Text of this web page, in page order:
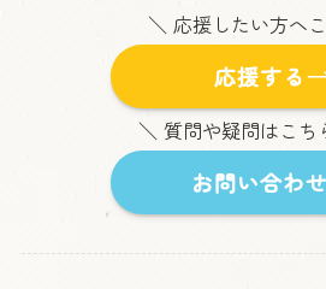
＼ 応援したい方へ
応援する
＼ 質問や疑問はこち
お問い合わせ